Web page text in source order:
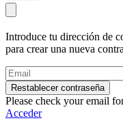
Introduce tu dirección de
para crear una nueva
Restablecer contraseña
Please check your email
Acceder